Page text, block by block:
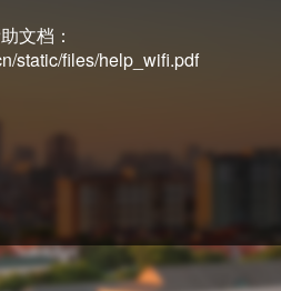
文档：
static/files/help_wifi.pdf